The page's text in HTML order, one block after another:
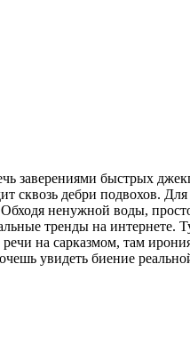
заверениями быстрых
сквозь дебри подвохов.
ненужной воды,
тренды на
на сарказмом, там
увидеть биение